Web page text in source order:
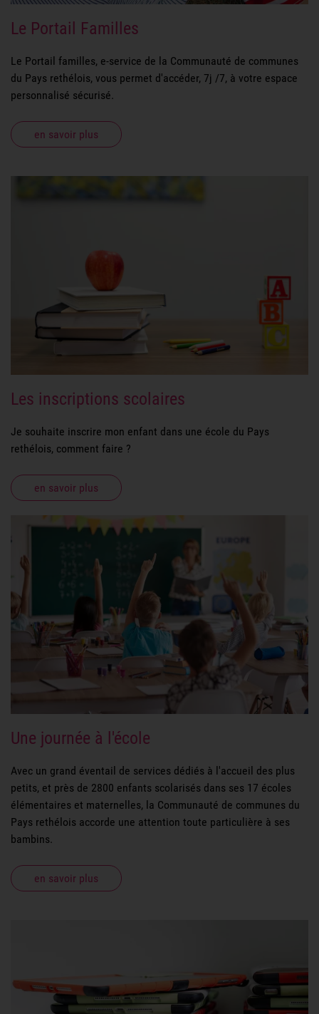
Le Portail Familles
Le Portail familles, e-service de la Communauté de communes
du Pays rethélois, vous permet d'accéder, 7j /7, à votre espace
personnalisé sécurisé.
en savoir plus
Les inscriptions scolaires
Je souhaite inscrire mon enfant dans une école du Pays
rethélois, comment faire ?
en savoir plus
Une journée à l'école
Avec un grand éventail de services dédiés à l'accueil des plus
petits, et près de 2800 enfants scolarisés dans ses 17 écoles
élémentaires et maternelles, la Communauté de communes du
Pays rethélois accorde une attention toute particulière à ses
bambins.
en savoir plus